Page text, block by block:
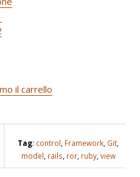
il carrello
Tag: control Framework Git
model rails ror, ruby, view